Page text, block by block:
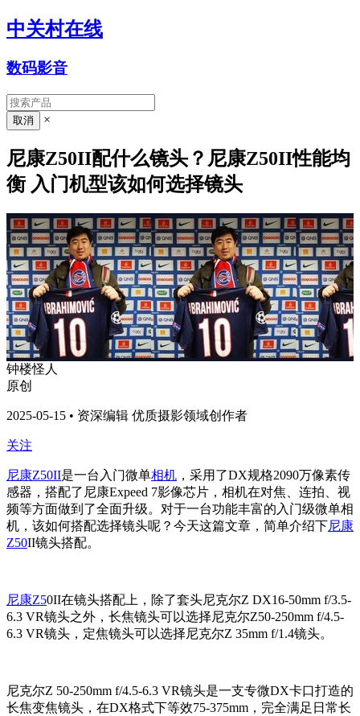
中关村在线
数码影音
×
尼康Z50II配什么镜头？尼康Z50II性能均
衡 入门机型该如何选择镜头
钟楼怪人
原创
2025-05-15 • 资深编辑 优质摄影领域创作者
关注
尼康Z50II是一台入门微单相机 ，采用了DX规格2090万像素传
感器，搭配了尼康Expeed 7影像芯片，相机在对焦、连拍、视
频等方面做到了全面升级。对于一台功能丰富的入门级微单相
机，该如何搭配选择镜头呢？今天这篇文章，简单介绍下尼康
Z50II镜头搭配。
尼康Z50II在镜头搭配上，除了套头尼克尔Z DX16-50mm f/3.5-
6.3 VR镜头之外，长焦镜头可以选择尼克尔Z50-250mm f/4.5-
6.3 VR镜头，定焦镜头可以选择尼克尔Z 35mm f/1.4镜头。
尼克尔Z 50-250mm f/4.5-6.3 VR镜头是一支专微DX卡口打造的
长焦变焦镜头，在DX格式下等效75-375mm，完全满足日常长